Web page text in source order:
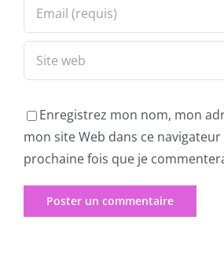
Enregistrez mon nom, mon
mon site Web dans ce
prochaine fois que je